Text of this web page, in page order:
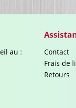
au :
Contact
Frais de
Retours